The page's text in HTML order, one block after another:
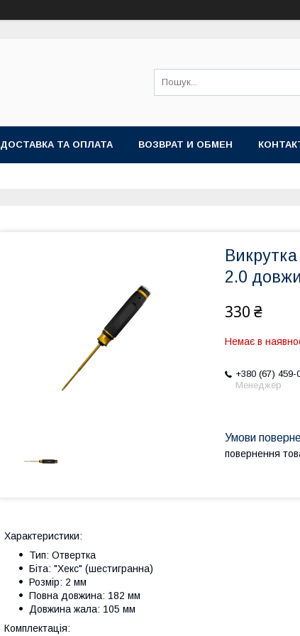
ДОСТАВКА ТА ОПЛАТА ВОЗВРАТ И ОБМЕН
2.0
330 ₴
Немає в
+380 (67) 459-
Менеджер
повернення
Характеристики:
Тип: Отвертка
Біта: "Хекс" (шестигранна)
Розмір: 2 мм
Повна довжина: 182 мм
Довжина жала: 105 мм
Комплектація: